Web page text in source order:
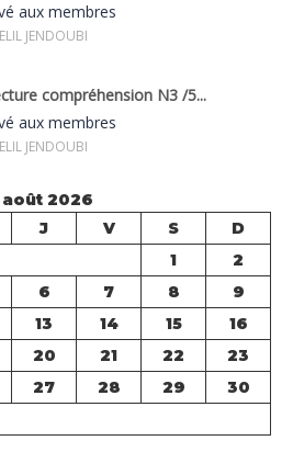
aux membres
JENDOUBI
compréhension N3 /5...
aux membres
JENDOUBI
août 2026
J V S
D
1
2
6 7 8
9
13 14 15
16
20 21 22
23
27 28 29
30